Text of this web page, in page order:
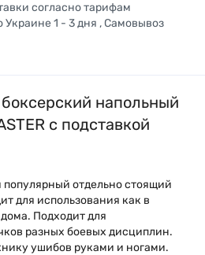
согласно тарифам
Украине 1 - 3 дня , Самовывоз
напольный
с подставкой
популярный отдельно стоящий
для использования как в
Подходит для
разных боевых дисциплин.
ушибов руками и ногами.